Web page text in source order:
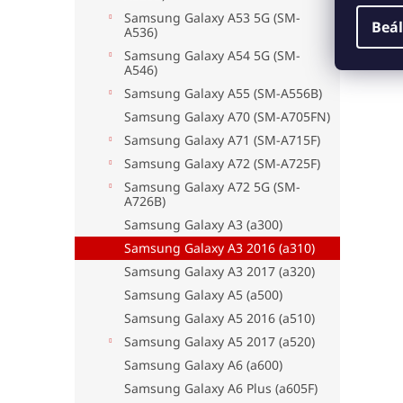
Samsung Galaxy A53 5G (SM-
A536)
Samsung Galaxy A54 5G (SM-
A546)
Samsung Galaxy A55 (SM-A556B)
Samsung Galaxy A70 (SM-A705FN)
Samsung Galaxy A71 (SM-A715F)
Samsung Galaxy A72 (SM-A725F)
Samsung Galaxy A72 5G (SM-
A726B)
Samsung Galaxy A3 (a300)
Samsung Galaxy A3 2016 (a310)
Samsung Galaxy A3 2017 (a320)
Samsung Galaxy A5 (a500)
Samsung Galaxy A5 2016 (a510)
Samsung Galaxy A5 2017 (a520)
Samsung Galaxy A6 (a600)
Samsung Galaxy A6 Plus (a605F)